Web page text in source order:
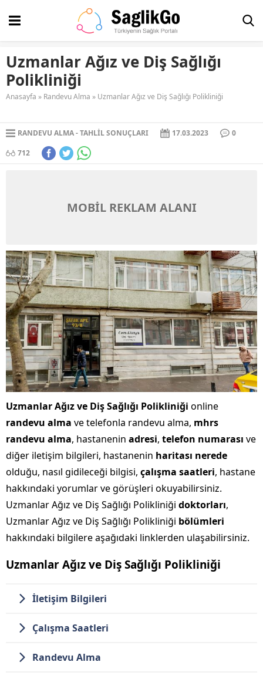
Uzmanlar Ağız ve Diş Sağlığı
Polikliniği
Anasayfa » Randevu Alma » Uzmanlar Ağız ve Diş Sağlığı Polikliniği
RANDEVU ALMA TAHLIL SONUÇLARI 17.03.2023
0
712
MOBİL REKLAM ALANI
Uzmanlar Ağız ve Diş Sağlığı Polikliniği online
randevu alma ve telefonla randevu alma, mhrs
randevu alma, hastanenin adresi, telefon numarası ve
diğer iletişim bilgileri, hastanenin haritası nerede
olduğu, nasıl gidileceği bilgisi, çalışma saatleri, hastane
hakkındaki yorumlar ve görüşleri okuyabilirsiniz.
Uzmanlar Ağız ve Diş Sağlığı Polikliniği doktorları,
Uzmanlar Ağız ve Diş Sağlığı Polikliniği bölümleri
hakkındaki bilgilere aşağıdaki linklerden ulaşabilirsiniz.
Uzmanlar Ağız ve Diş Sağlığı Polikliniği
İletişim Bilgileri
Çalışma Saatleri
Randevu Alma